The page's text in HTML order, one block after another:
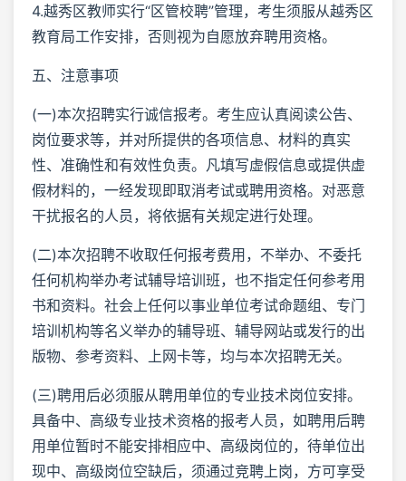
4.越秀区教师实行“区管校聘”管理，考生须服从越秀区
教育局工作安排，否则视为自愿放弃聘用资格。
五、注意事项
(一)本次招聘实行诚信报考。考生应认真阅读公告、
岗位要求等，并对所提供的各项信息、材料的真实
性、准确性和有效性负责。凡填写虚假信息或提供虚
假材料的，一经发现即取消考试或聘用资格。对恶意
干扰报名的人员，将依据有关规定进行处理。
(二)本次招聘不收取任何报考费用，不举办、不委托
任何机构举办考试辅导培训班，也不指定任何参考用
书和资料。社会上任何以事业单位考试命题组、专门
培训机构等名义举办的辅导班、辅导网站或发行的出
版物、参考资料、上网卡等，均与本次招聘无关。
(三)聘用后必须服从聘用单位的专业技术岗位安排。
具备中、高级专业技术资格的报考人员，如聘用后聘
用单位暂时不能安排相应中、高级岗位的，待单位出
现中、高级岗位空缺后，须通过竞聘上岗，方可享受